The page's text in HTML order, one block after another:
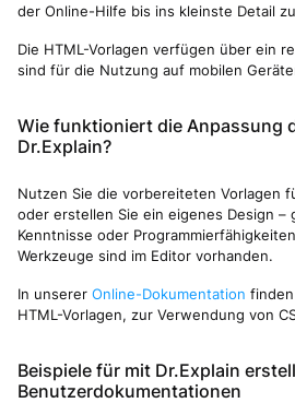
der Online-Hilfe bis ins kleinste Detail
Die HTML-Vorlagen verfügen über ein
sind für die Nutzung auf mobilen
Wie funktioniert die Anpassung
Dr.Explain?
Nutzen Sie die vorbereiteten Vorlagen
oder erstellen Sie ein eigenes Design –
Kenntnisse oder
Werkzeuge sind im Editor vorhanden.
In unserer Online-Dokumentation
HTML-Vorlagen, zur Verwendung von
Beispiele für mit Dr.Explain
Benutzerdokumentationen